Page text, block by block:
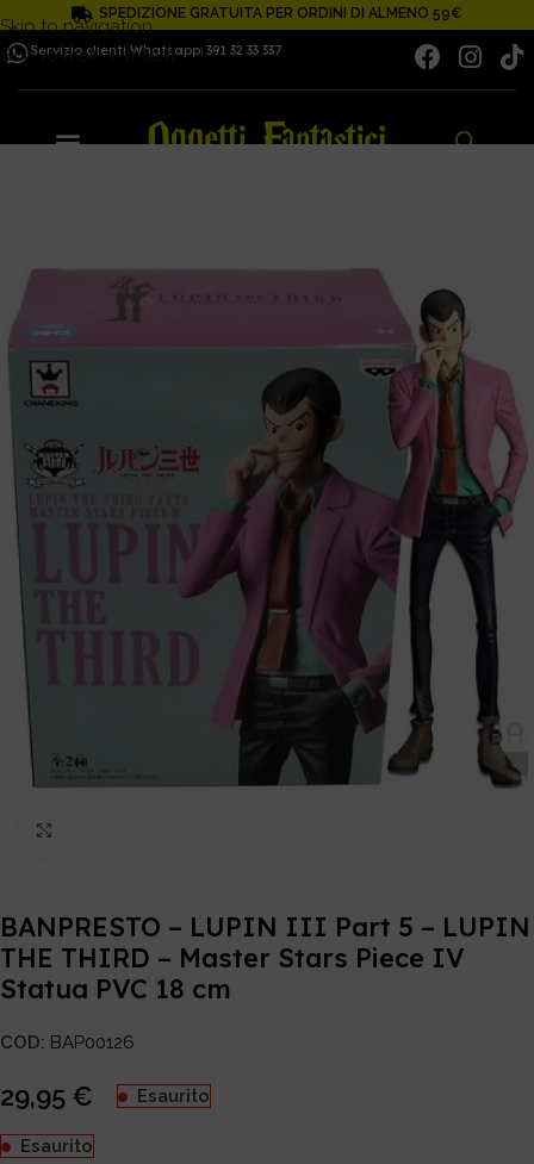
Skip to navigation
Skip to main content
SPEDIZIONE GRATUITA PER ORDINI DI ALMENO 59€
Servizio clienti Whatsapp: 391 32 33 337
BANPRESTO – LUPIN III Part 5 – LUPIN
THE THIRD – Master Stars Piece IV
Statua PVC 18 cm
COD: BAP00126
29,95 € Esaurito
Esaurito